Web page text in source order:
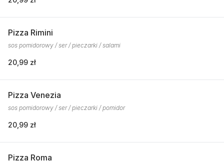
Pizza Rimini
sos pomidorowy / ser / pieczarki / salami
20,99 zł
Pizza Venezia
sos pomidorowy / ser / pieczarki / pomidor
20,99 zł
Pizza Roma